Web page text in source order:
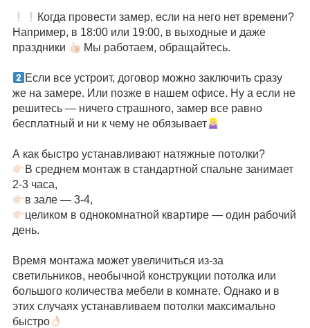
Когда провести замер, если на него нет времени?
Например, в 18:00 или 19:00, в выходные и даже
праздники
Мы работаем, обращайтесь.
Если все устроит, договор можно заключить сразу
же на замере. Или позже в нашем офисе. Ну а если не
решитесь — ничего страшного, замер все равно
бесплатный и ни к чему не обязывает
А как быстро устанавливают натяжные потолки?
В среднем монтаж в стандартной спальне занимает
2-3 часа,
в зале — 3-4,
целиком в однокомнатной квартире — один рабочий
день.
Время монтажа может увеличиться из-за
светильников, необычной конструкции потолка или
большого количества мебели в комнате. Однако и в
этих случаях устанавливаем потолки максимально
быстро